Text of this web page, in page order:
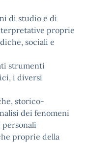
di studio e di
proprie
sociali e
strumenti
i diversi
storico-
dei fenomeni
proprie della